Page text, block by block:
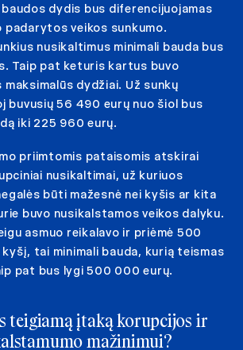
baudos dydis bus diferencijuojamas
padarytos veikos sunkumo.
nusikaltimus minimali bauda bus
Taip pat keturis kartus buvo
dydžiai. Už sunkų
buvusių 56 490 eurų nuo šiol bus
iki 225 960 eurų.
priimtomis pataisomis atskirai
nusikaltimai, už kuriuos
būti mažesnė nei kyšis ar kita
buvo nusikalstamos veikos dalyku.
asmuo reikalavo ir priėmė 500
tai minimali bauda, kurią teismas
pat bus lygi 500 000 eurų.
teigiamą įtaką korupcijos ir
mažinimui?